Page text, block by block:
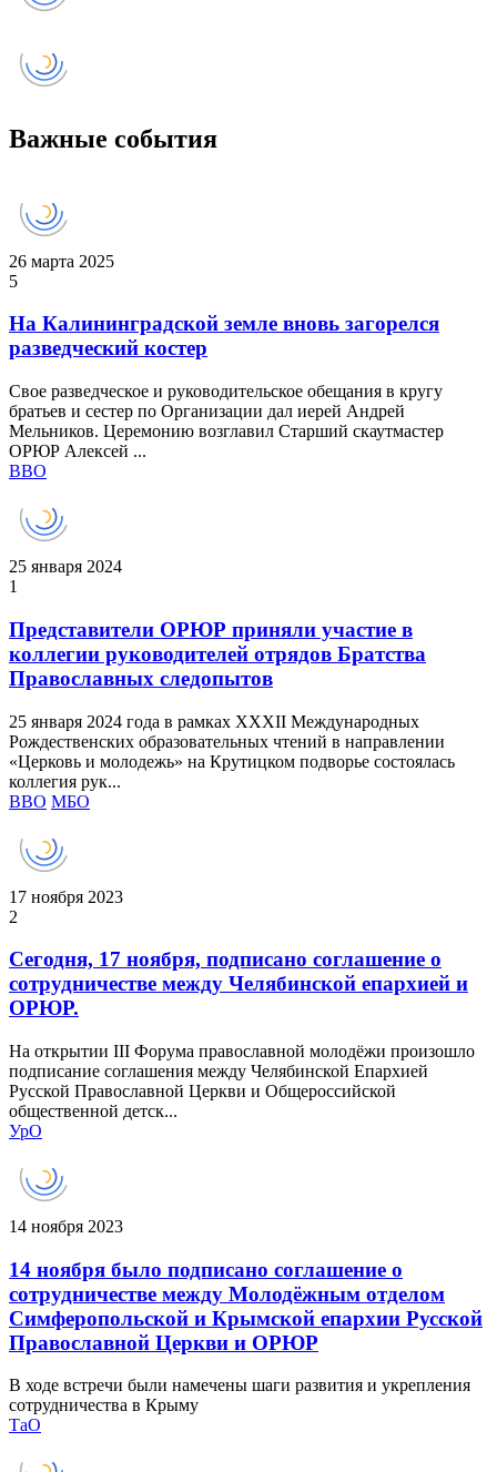
Важные события
26 марта 2025
5
На Калининградской земле вновь загорелся
разведческий костер
Свое разведческое и руководительское обещания в кругу
братьев и сестер по Организации дал иерей Андрей
Мельников. Церемонию возглавил Старший скаутмастер
ОРЮР Алексей ...
ВВО
25 января 2024
1
Представители ОРЮР приняли участие в
коллегии руководителей отрядов Братства
Православных следопытов
25 января 2024 года в рамках XXXII Международных
Рождественских образовательных чтений в направлении
«Церковь и молодежь» на Крутицком подворье состоялась
коллегия рук...
ВВО МБО
17 ноября 2023
2
Сегодня, 17 ноября, подписано соглашение о
сотрудничестве между Челябинской епархией и
ОРЮР.
На открытии III Форума православной молодёжи произошло
подписание соглашения между Челябинской Епархией
Русской Православной Церкви и Общероссийской
общественной детск...
УрО
14 ноября 2023
14 ноября было подписано соглашение о
сотрудничестве между Молодёжным отделом
Симферопольской и Крымской епархии Русской
Православной Церкви и ОРЮР
В ходе встречи были намечены шаги развития и укрепления
сотрудничества в Крыму
ТаО